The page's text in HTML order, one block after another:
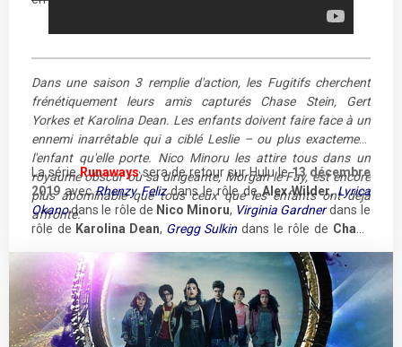
Dans une saison 3 remplie d'action, les Fugitifs cherchent
frénétiquement leurs amis capturés Chase Stein, Gert
Yorkes et Karolina Dean. Les enfants doivent faire face à un
ennemi inarrêtable qui a ciblé Leslie – ou plus exactement
l'enfant qu'elle porte. Nico Minoru les attire tous dans un
royaume obscur où sa dirigeante, Morgan le Fay, est encore
plus abominable que tous ceux que les enfants ont déjà
affronté.
La sérieRunawayssera de retour sur Hulu le13 décembre
2019avecRhenzy Felizdans le rôle deAlex Wilder,Lyrica
Okanodans le rôle de Nico Minoru, Virginia Gardnerdans le
rôle de Karolina Dean, Gregg Sulkin dans le rôle de Chase
Costa dans le rôle deMolly Hernandez